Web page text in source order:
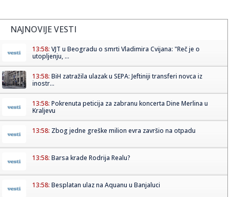
NAJNOVIJE VESTI
13:58: VJT u Beogradu o smrti Vladimira Cvijana: "Reč je o
utopljenju, ...
13:58: BiH zatražila ulazak u SEPA: Jeftiniji transferi novca iz
inostr...
13:58: Pokrenuta peticija za zabranu koncerta Dine Merlina u
Kraljevu
13:58: Zbog jedne greške milion evra završio na otpadu
13:58: Barsa krade Rodrija Realu?
13:58: Besplatan ulaz na Aquanu u Banjaluci